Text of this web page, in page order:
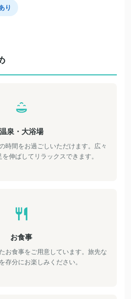
り
温泉・大浴場
時間をお過ごしいただけます。広々
伸ばしてリラックスできます。
お食事
お食事をご用意しています。旅先な
存分にお楽しみください。